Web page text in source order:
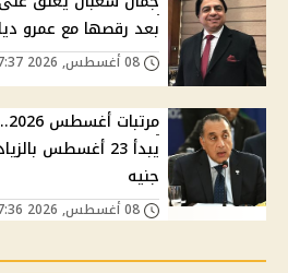
بعد رقصها مع عمرو
جنيه